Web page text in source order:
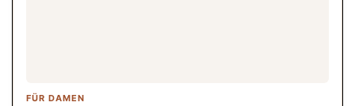
FÜR DAMEN